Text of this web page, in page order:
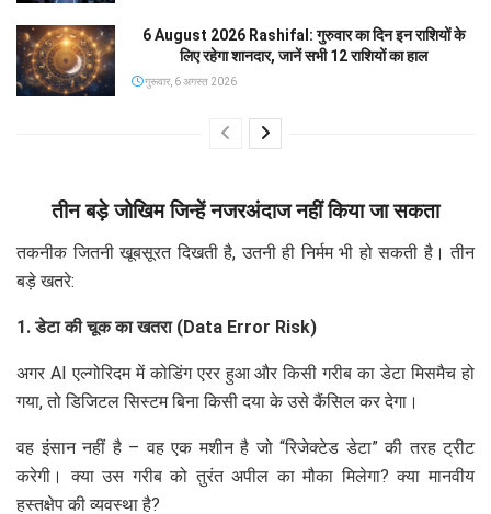
6 August 2026 Rashifal: गुरुवार का दिन इन राशियों के
लिए रहेगा शानदार, जानें सभी 12 राशियों का हाल
गुरूवार, 6 अगस्त 2026
तीन बड़े जोखिम जिन्हें नजरअंदाज नहीं किया जा सकता
तकनीक जितनी खूबसूरत दिखती है, उतनी ही निर्मम भी हो सकती है। तीन
बड़े खतरे:
1. डेटा की चूक का खतरा (Data Error Risk)
अगर AI एल्गोरिदम में कोडिंग एरर हुआ और किसी गरीब का डेटा मिसमैच हो
गया, तो डिजिटल सिस्टम बिना किसी दया के उसे कैंसिल कर देगा।
वह इंसान नहीं है – वह एक मशीन है जो “रिजेक्टेड डेटा” की तरह ट्रीट
करेगी। क्या उस गरीब को तुरंत अपील का मौका मिलेगा? क्या मानवीय
हस्तक्षेप की व्यवस्था है?